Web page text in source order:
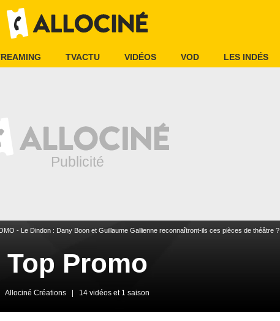
TVACTU VIDÉOS VOD LES INDÉS
- Le Dindon : Dany Boon et Guillaume Gallienne reconnaîtront-ils ces pièces de théâtre ?
Top Promo
Allociné Créations 14 vidéos et 1 saison